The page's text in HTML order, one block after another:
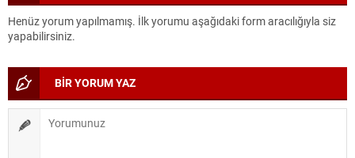
Henüz yorum yapılmamış. İlk yorumu aşağıdaki form aracılığıyla siz
yapabilirsiniz.
BİR YORUM YAZ